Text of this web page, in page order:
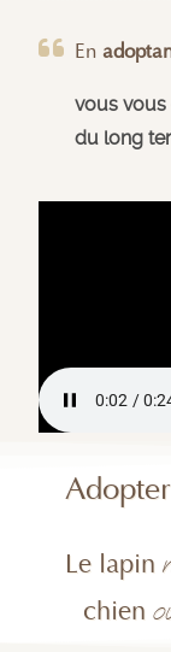
En
vous vous
du long
Adopter
Le lapin
chien